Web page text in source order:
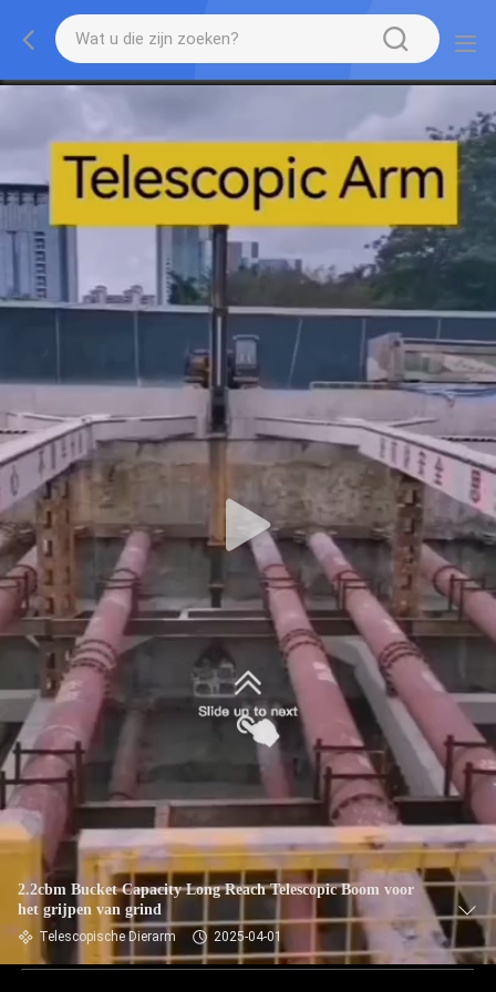
2.2cbm Bucket Capacity Long Reach Telescopic Boom voor
het grijpen van grind
Telescopische Dierarm 2025-04-01